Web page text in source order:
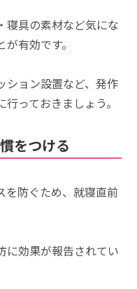
寝具の素材など気にな
有効です。
ション設置など、発作
っておきましょう。
をつける
を防ぐため、就寝直前
に効果が報告されてい